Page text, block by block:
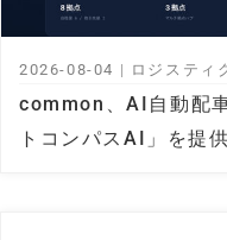
common、AI自動配
トコンパスAI」を提
2026-08-04 | ロジスティ